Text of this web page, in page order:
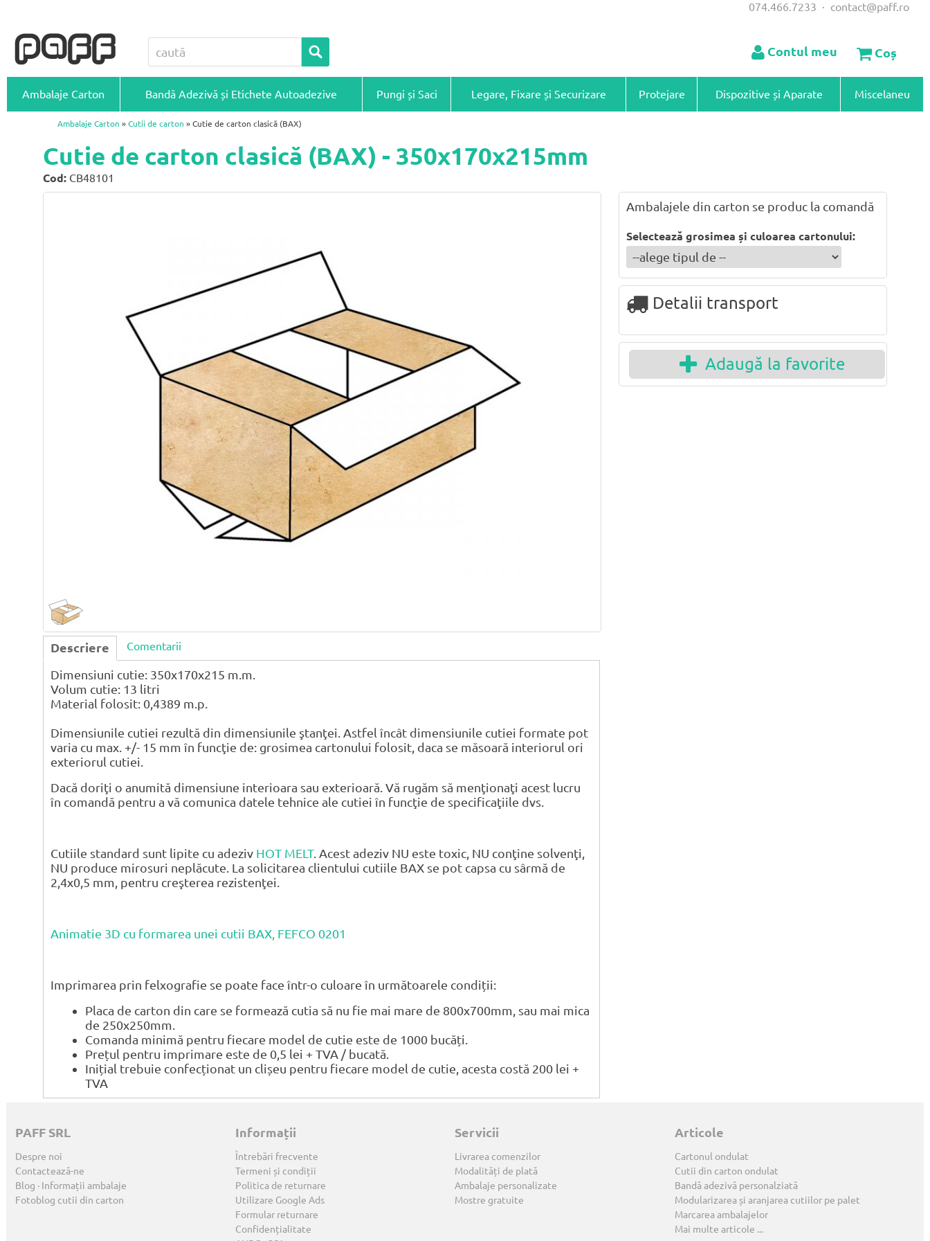
Contul meu Coș
074.466.7233 · contact@paff.ro
Ambalaje Carton Bandă Adezivă și Etichete Autoadezive Pungi și Saci Legare, Fixare și Securizare Protejare Dispozitive și Aparate Miscelaneu
Ambalaje Carton » Cutii de carton » Cutie de carton clasică (BAX)
Cutie de carton clasică (BAX) - 350x170x215mm
Cod: CB48101
Ambalajele din carton se produc la comandă
Selectează grosimea și culoarea cartonului:
Detalii transport
Adaugă la favorite
Descriere Comentarii
Dimensiuni cutie: 350x170x215 m.m.
Volum cutie: 13 litri
Material folosit: 0,4389 m.p.
Dimensiunile cutiei rezultă din dimensiunile ştanţei. Astfel încât dimensiunile cutiei formate pot
varia cu max. +/- 15 mm în funcţie de: grosimea cartonului folosit, daca se măsoară interiorul ori
exteriorul cutiei.
Dacă doriţi o anumită dimensiune interioara sau exterioară. Vă rugăm să menţionaţi acest lucru
în comandă pentru a vă comunica datele tehnice ale cutiei în funcţie de specificaţiile dvs.
Cutiile standard sunt lipite cu adeziv HOT MELT. Acest adeziv NU este toxic, NU conţine solvenţi,
NU produce mirosuri neplăcute. La solicitarea clientului cutiile BAX se pot capsa cu sârmă de
2,4x0,5 mm, pentru creşterea rezistenţei.
Animatie 3D cu formarea unei cutii BAX, FEFCO 0201
Imprimarea prin felxografie se poate face într-o culoare în următoarele condiții:
Placa de carton din care se formează cutia să nu fie mai mare de 800x700mm, sau mai mica
de 250x250mm.
Comanda minimă pentru fiecare model de cutie este de 1000 bucăți.
Prețul pentru imprimare este de 0,5 lei + TVA / bucată.
Inițial trebuie confecționat un clișeu pentru fiecare model de cutie, acesta costă 200 lei +
TVA
PAFF SRL
Despre noi
Contactează-ne
Blog · Informații ambalaje
Fotoblog cutii din carton
Informații
Întrebări frecvente
Termeni și condiții
Politica de returnare
Utilizare Google Ads
Formular returnare
Confidențialitate
Servicii
Livrarea comenzilor
Modalități de plată
Ambalaje personalizate
Mostre gratuite
Articole
Cartonul ondulat
Cutii din carton ondulat
Bandă adezivă personalziată
Modularizarea și aranjarea cutiilor pe palet
Marcarea ambalajelor
Mai multe articole ...